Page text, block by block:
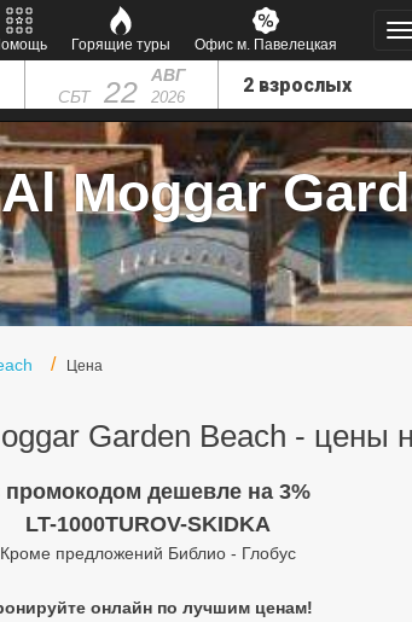
Горящие туры Офис м. Павелецкая
СБТ 22 АВГ
2026
Moggar
Цена
Garden Beach - цены
промокодом дешевле на 3%
LT-1000TUROV-SKIDKA
Кроме предложений Библио - Глобус
онлайн по лучшим ценам!